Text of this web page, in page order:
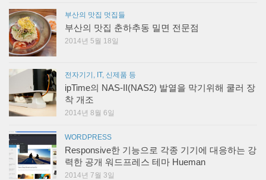
부산의 맛집 멋집들
부산의 맛집 춘하추동 밀면 전문점
2014년 5월 18일
전자기기, IT, 신제품 등
ipTime의 NAS-II(NAS2) 발열을 막기위해 쿨러 장
착 개조
2014년 8월 6일
WORDPRESS
Responsive한 기능으로 각종 기기에 대응하는 강
력한 공개 워드프레스 테마 Hueman
2014년 7월 3일